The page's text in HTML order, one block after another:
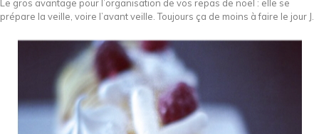
Le gros avantage pour l’organisation de vos repas de noël : elle se
prépare la veille, voire l’avant veille. Toujours ça de moins à faire le jour J.